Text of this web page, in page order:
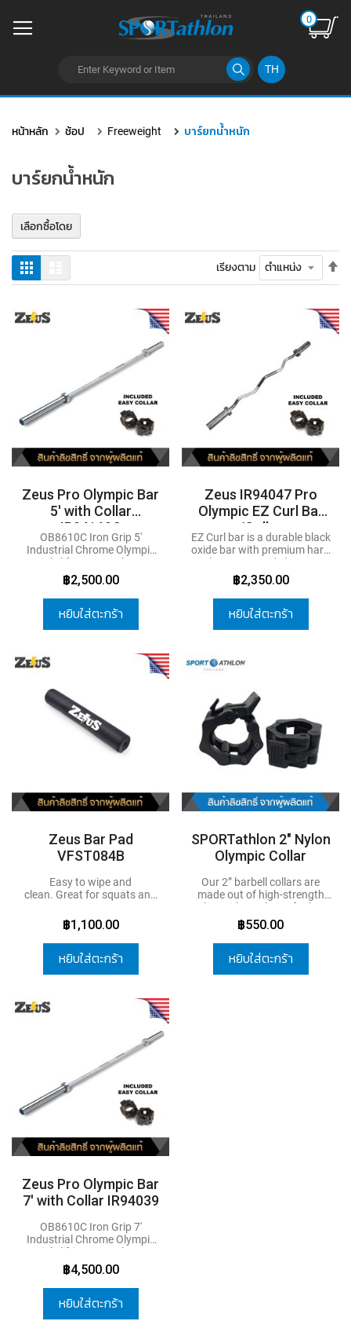
TH
0
ยัง
หน้าหลัก ช้อป Freeweight บาร์ยกน้ำหนัก
บาร์ยกน้ำหนัก
ตาราง เรียงตาม
จ
ม
Zeus Pro Olympic Bar
5' with Collar
IR94160C
OB8610C Iron Grip 5'
Industrial Chrome Olympic
Weightlifting Bar
- The Iron
Grip is an exceptionally high
quality Olympic bar made
from heat-treated, turned,
ground and polished steel.
suited for any bench press,
squat rack or power cage. A
medium diamond knurling
pattern provides a
comfortable and secure
gripping area for all the
major pressing and pulling
exercises and also includes a
center knurl for added
6 Pair IR91059B
ZIVA PERFORMANCE
RUBBER GRIP DISCS 1.25-
25 Kg.7 Pairs
฿2,500.00
หยิบใส่ตะกร้า
Zeus IR94047 Pro
Olympic EZ Curl Bar
/Collar
EZ Curl bar is a durable black
oxide bar with premium hard
chrome coated sleeves.
฿2,350.00
หยิบใส่ตะกร้า
Zeus Bar Pad
VFST084B
Easy to wipe and
clean. Great for squats and
Attaches securely with
Velcro strip.
฿1,100.00
หยิบใส่ตะกร้า
SPORTathlon 2" Nylon
Olympic Collar
Our 2” barbell collars are
made out of high-strength
nylon with steel pins for long
lasting durability.
฿550.00
หยิบใส่ตะกร้า
Zeus Pro Olympic Bar
7' with Collar IR94039
OB8610C Iron Grip 7'
Industrial Chrome Olympic
Weightlifting Bar
- The Iron
Grip is an exceptionally high
quality Olympic bar made
from heat-treated, turned,
ground and polished steel.
7 Pair RCP09B
ZIVA PERFORMANCE
RUBBER GRIP DISCS 1.25-
25 Kg.7 Pairs
฿4,500.00
หยิบใส่ตะกร้า
เลือกซื้อโดย